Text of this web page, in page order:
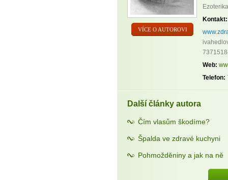
VÍCE O AUTOROVI
Kontakt:
Web:
Telefon:
Další články autora
Čím vlasům škodíme?
Špalda ve zdravé kuchyni
Pohmožděniny a jak na ně